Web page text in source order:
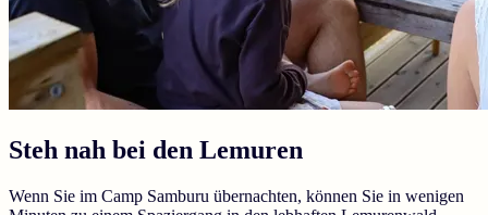
Steh nah bei den Lemuren
Wenn Sie im Camp Samburu übernachten, können Sie in wenigen